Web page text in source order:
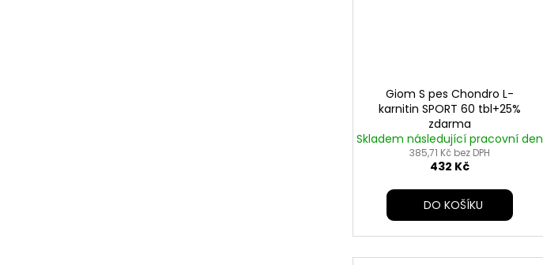
Giom S pes Chondro L-
karnitin SPORT 60 tbl+25%
zdarma
Skladem následující pracovní den
385,71 Kč bez DPH
432 Kč
DO KOŠÍKU